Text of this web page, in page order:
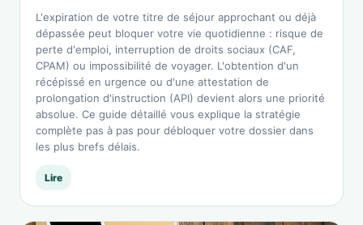
L'expiration de votre titre de séjour approchant ou déjà
dépassée peut bloquer votre vie quotidienne : risque de
perte d'emploi, interruption de droits sociaux (CAF,
CPAM) ou impossibilité de voyager. L'obtention d'un
récépissé en urgence ou d'une attestation de
prolongation d'instruction (API) devient alors une priorité
absolue. Ce guide détaillé vous explique la stratégie
complète pas à pas pour débloquer votre dossier dans
les plus brefs délais.
Lire